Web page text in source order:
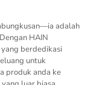
adalah
HAIN
berdedikasi
untuk
produk anda ke